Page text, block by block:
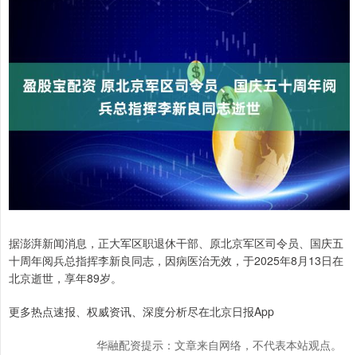
据澎湃新闻消息，正大军区职退休干部、原北京军区司令员、国庆五
十周年阅兵总指挥李新良同志，因病医治无效，于2025年8月13日在
北京逝世，享年89岁。
更多热点速报、权威资讯、深度分析尽在北京日报App
华融配资提示：文章来自网络，不代表本站观点。